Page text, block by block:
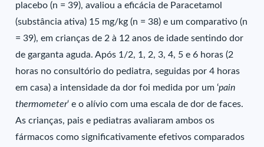
placebo (n = 39), avaliou a eficácia de Paracetamol
(substância ativa) 15 mg/kg (n = 38) e um comparativo (n
= 39), em crianças de 2 à 12 anos de idade sentindo dor
de garganta aguda. Após 1/2, 1, 2, 3, 4, 5 e 6 horas (2
horas no consultório do pediatra, seguidas por 4 horas
em casa) a intensidade da dor foi medida por um ‘pain
thermometer‘ e o alívio com uma escala de dor de faces.
As crianças, pais e pediatras avaliaram ambos os
fármacos como significativamente efetivos comparados